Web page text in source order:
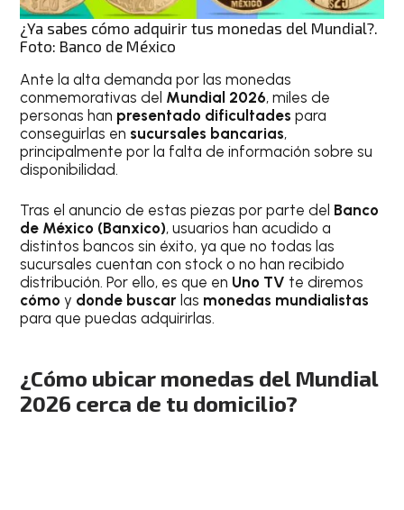
¿Ya sabes cómo adquirir tus monedas del Mundial?.
Foto: Banco de México
Ante la alta demanda por las monedas
conmemorativas del Mundial 2026, miles de
personas han presentado dificultadespara
conseguirlas en sucursales bancarias,
principalmente por la falta de información sobre su
disponibilidad.
Tras el anuncio de estas piezas por parte del Banco
de México (Banxico), usuarios han acudido a
distintos bancos sin éxito, ya que no todas las
sucursales cuentan con stock o no han recibido
distribución. Por ello, es que en Uno TV te diremos
cómoy donde buscar las monedas mundialistas
para que puedas adquirirlas.
¿Cómo ubicar monedas del Mundial
2026 cerca de tu domicilio?